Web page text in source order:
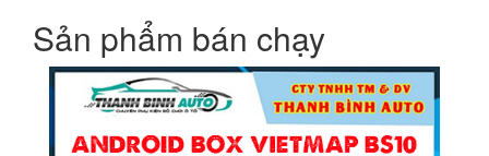
Sản phẩm bán chạy